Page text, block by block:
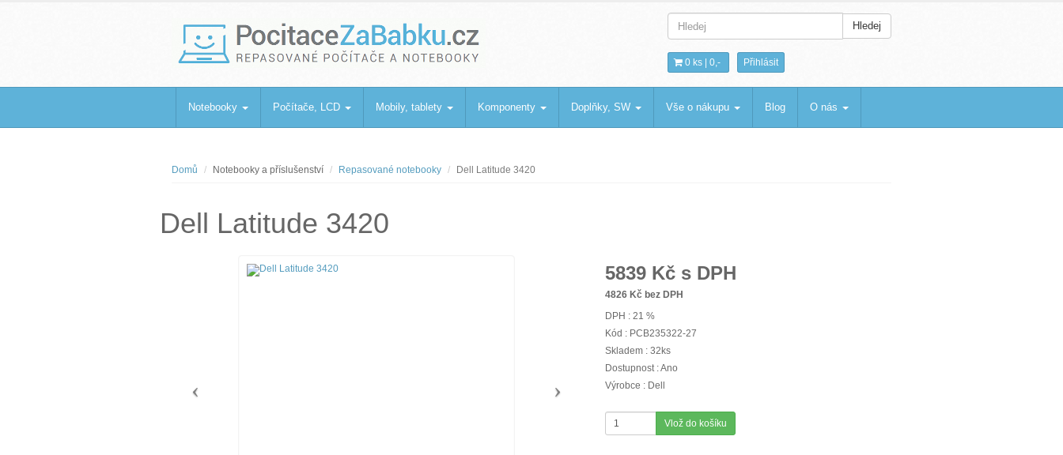
PocitaceZaBabku.cz
Repasované počítače a notebooky
Hledej
0 ks | 0,- Přihlásit
Notebooky Počítače, LCD Mobily, tablety Komponenty Doplňky, SW Vše o nákupu Blog O nás
Domů Notebooky a příslušenství Repasované notebooky Dell Latitude 3420
Dell Latitude 3420
5839 Kč s DPH
4826 Kč bez DPH
DPH : 21 %
Kód : PCB235322-27
Skladem : 32ks
Dostupnost : Ano
Výrobce : Dell
Vlož do košíku